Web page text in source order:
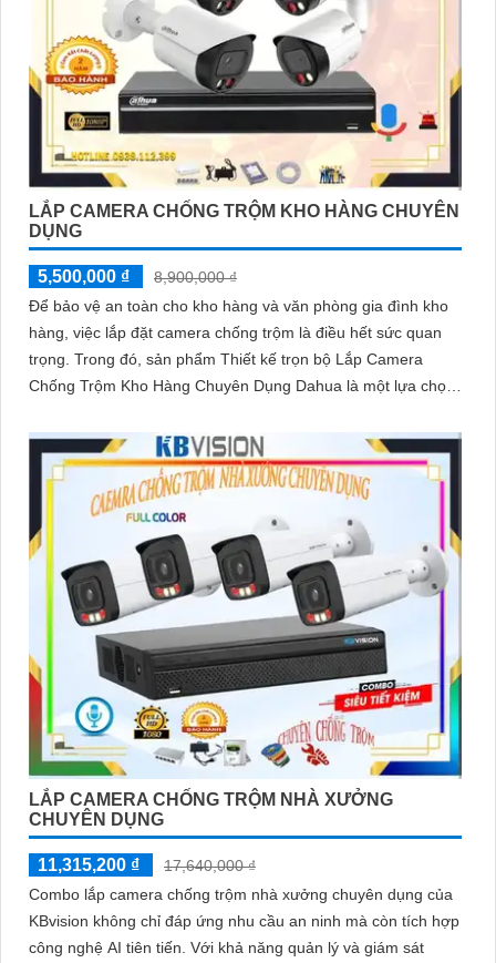
LẮP CAMERA CHỐNG TRỘM KHO HÀNG CHUYÊN
DỤNG
5,500,000 ₫
8,900,000 ₫
Để bảo vệ an toàn cho kho hàng và văn phòng gia đình kho
hàng, việc lắp đặt camera chống trộm là điều hết sức quan
trọng. Trong đó, sản phẩm Thiết kế trọn bộ Lắp Camera
Chống Trộm Kho Hàng Chuyên Dụng Dahua là một lựa chọn
LẮP CAMERA CHỐNG TRỘM NHÀ XƯỞNG
CHUYÊN DỤNG
11,315,200 ₫
17,640,000 ₫
Combo lắp camera chống trộm nhà xưởng chuyên dụng của
KBvision không chỉ đáp ứng nhu cầu an ninh mà còn tích hợp
công nghệ AI tiên tiến. Với khả năng quản lý và giám sát